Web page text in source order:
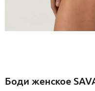
Боди женское